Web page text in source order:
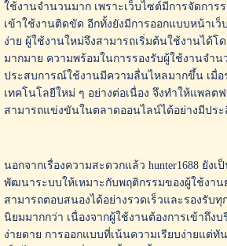
ใช้งานจำนวนมาก เพราะเว็บไซต์มีการจัดกา
เข้าใช้งานติดขัด อีกทั้งยังมีการออกแบบหน้าเว็
ง่าย ผู้ใช้งานใหม่จึงสามารถเริ่มต้นใช้งานได้โ
มากมาย ความพร้อมในการรองรับผู้ใช้งานจำ
ประสบการณ์ใช้งานมีความลื่นไหลมากขึ้น เมื่
เทคโนโลยีใหม่ ๆ อย่างต่อเนื่อง จึงทำให้แพล
สามารถแข่งขันในตลาดออนไลน์ได้อย่างมีปร
นอกจากเรื่องความสะดวกแล้ว hunter1688 ยัง
พัฒนาระบบให้เหมาะกับพฤติกรรมของผู้ใช้งา
สามารถตอบสนองได้อย่างรวดเร็วและรองรับ
นิยมมากกว่า เนื่องจากผู้ใช้งานต้องการเข้าถึงบ
ง่ายดาย การออกแบบที่เน้นความเรียบง่ายแต่ทั